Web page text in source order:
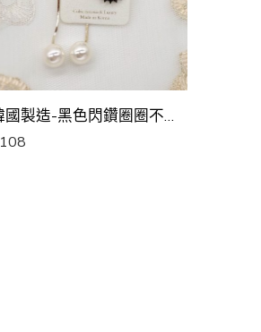
韓國製造-黑色閃鑽圈圈不對稱珍珠長耳環
108